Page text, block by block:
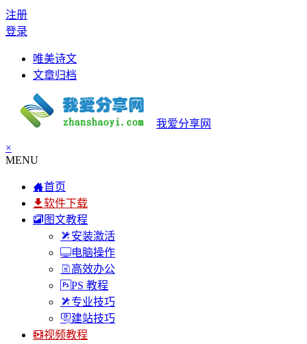
注册
登录
唯美诗文
文章归档
我爱分享网
×
MENU
首页
软件下载
图文教程
安装激活
电脑操作
高效办公
PS 教程
专业技巧
建站技巧
视频教程